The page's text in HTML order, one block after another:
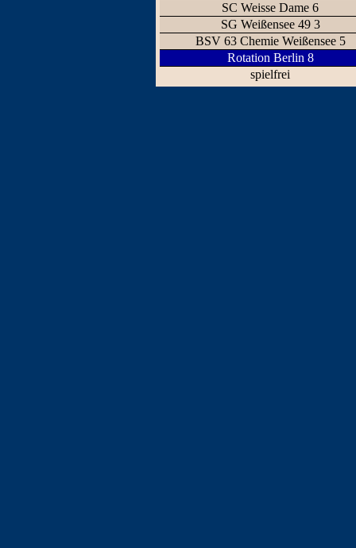
SC Weisse Dame 6
SG Weißensee 49 3
BSV 63 Chemie Weißensee 5
Rotation Berlin 8
spielfrei